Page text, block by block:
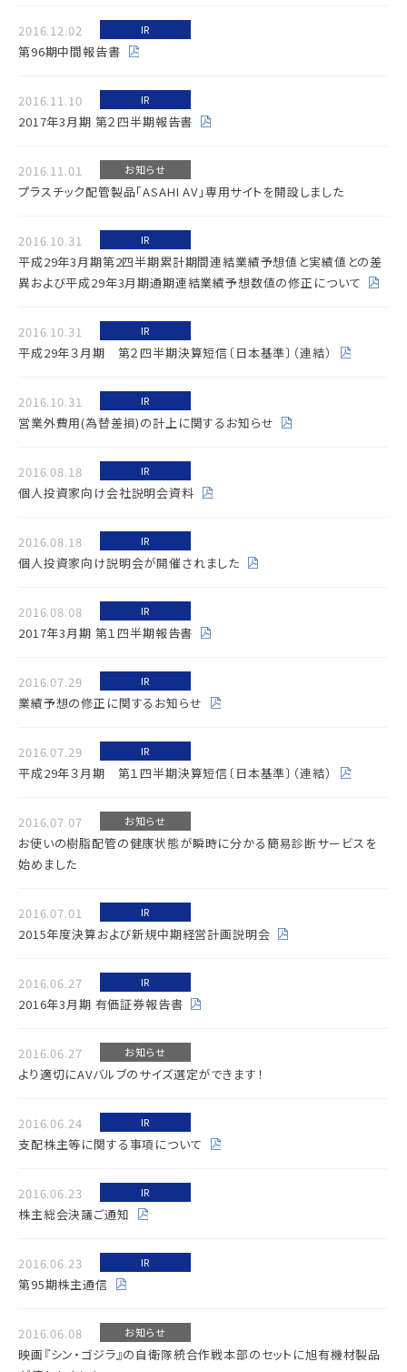
2016.12.02 IR
第96期中間報告書
2016.11.10 IR
2017年3月期 第２四半期報告書
2016.11.01 お知らせ
プラスチック配管製品「ASAHI AV」専用サイトを開設しました
2016.10.31 IR
平成29年3月期第2四半期累計期間連結業績予想値と実績値との差
異および平成29年3月期通期連結業績予想数値の修正について
2016.10.31 IR
平成29年３月期 第２四半期決算短信〔日本基準〕（連結）
2016.10.31 IR
営業外費用(為替差損)の計上に関するお知らせ
2016.08.18 IR
個人投資家向け会社説明会資料
2016.08.18 IR
個人投資家向け説明会が開催されました
2016.08.08 IR
2017年3月期 第１四半期報告書
2016.07.29 IR
業績予想の修正に関するお知らせ
2016.07.29 IR
平成29年３月期 第１四半期決算短信〔日本基準〕（連結）
2016.07.07 お知らせ
お使いの樹脂配管の健康状態が瞬時に分かる簡易診断サービスを
始めました
2016.07.01 IR
2015年度決算および新規中期経営計画説明会
2016.06.27 IR
2016年3月期 有価証券報告書
2016.06.27 お知らせ
より適切にAVバルブのサイズ選定ができます！
2016.06.24 IR
支配株主等に関する事項について
2016.06.23 IR
株主総会決議ご通知
2016.06.23 IR
第95期株主通信
2016.06.08 お知らせ
映画『シン・ゴジラ』の自衛隊統合作戦本部のセットに旭有機材製品